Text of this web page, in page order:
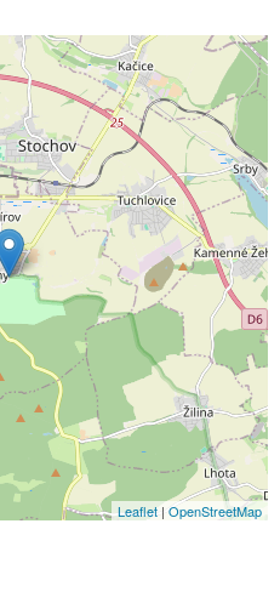
Leaflet| OpenStreetMap